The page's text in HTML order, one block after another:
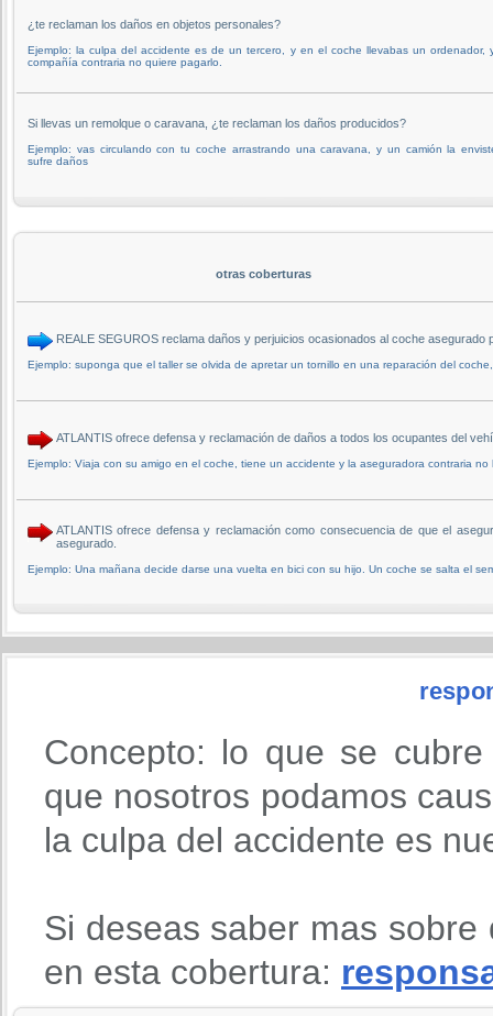
¿te reclaman los daños en objetos personales?
Ejemplo: la culpa del accidente es de un tercero, y en el coche llevabas un ordenador,
compañía contraria no quiere pagarlo.
Si llevas un remolque o caravana, ¿te reclaman los daños producidos?
Ejemplo: vas circulando con tu coche arrastrando una caravana, y un camión la
sufre daños
otras coberturas
REALE SEGUROS reclama daños y perjuicios ocasionados al coche
Ejemplo: suponga que el taller se olvida de apretar un tornillo en una reparación del
ATLANTIS ofrece defensa y reclamación de daños a todos los ocupantes del
Ejemplo: Viaja con su amigo en el coche, tiene un accidente y la aseguradora contraria
ATLANTIS ofrece defensa y reclamación como consecuencia de que el
asegurado.
Ejemplo: Una mañana decide darse una vuelta en bici con su hijo. Un coche se salta el
Concepto: lo que se
que nosotros podamos
la culpa del accidente es
Si deseas saber mas
en esta cobertura: